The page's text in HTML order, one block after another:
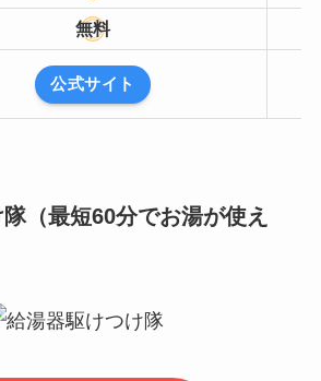
無料
公式サイト
（最短60分でお湯が使え